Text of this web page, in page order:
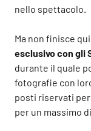
nello spettacolo.
Ma non finisce
esclusivo con gli
durante il quale
fotografie con
posti riservati
per un massimo